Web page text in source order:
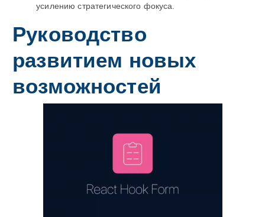
усилению стратегического фокуса.
Руководство
развитием новых
возможностей